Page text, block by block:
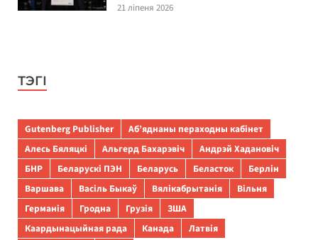
21 ліпеня 2026
ТЭГІ
Gutenberg Publisher
Аб’яднаны пераходны кабінет
Алесь Бяляцкі
Альгерд Бахарэвіч
Андрэй Хадановіч
БНР
Беларускі ПЭН Беларусь Беласток
Берлін
Варшава
Васіль Быкаў Вялікабрытанія
Вільня
Германія
Гродна Грузія
ЗША
Каардынацыйная рада
Канада
Латвія